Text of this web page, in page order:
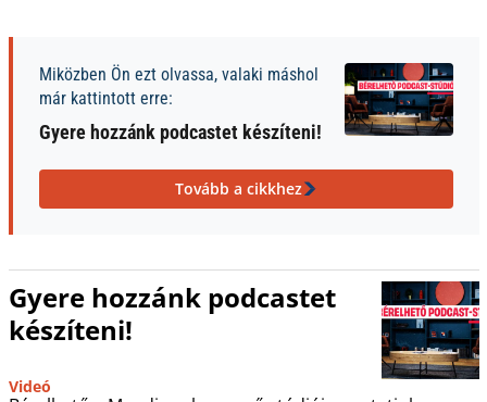
Miközben Ön ezt olvassa, valaki máshol
már kattintott erre:
Gyere hozzánk podcastet készíteni!
Tovább a cikkhez
Gyere hozzánk podcastet
készíteni!
Videó